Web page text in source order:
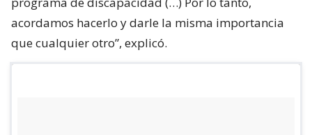
acordamos hacerlo y darle la misma importancia
que cualquier otro”, explicó.